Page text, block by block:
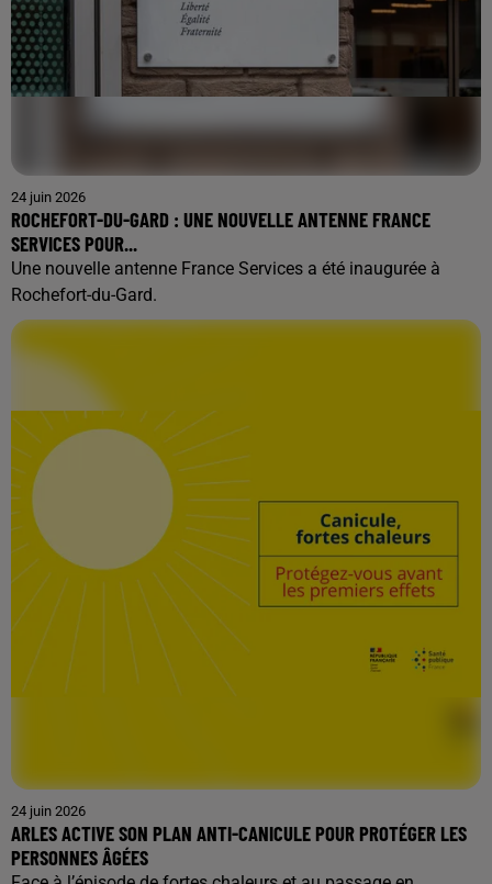
24 juin 2026
ROCHEFORT-DU-GARD : UNE NOUVELLE ANTENNE FRANCE
SERVICES POUR...
Une nouvelle antenne France Services a été inaugurée à
Rochefort-du-Gard.
24 juin 2026
ARLES ACTIVE SON PLAN ANTI-CANICULE POUR PROTÉGER LES
PERSONNES ÂGÉES